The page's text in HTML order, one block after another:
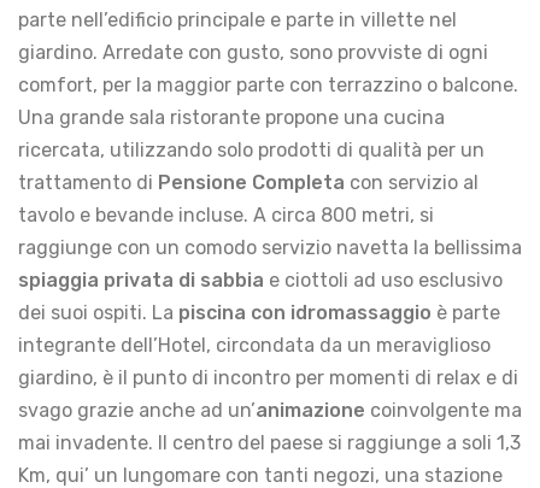
parte nell’edificio principale e parte in villette nel
giardino. Arredate con gusto, sono provviste di ogni
comfort, per la maggior parte con terrazzino o balcone.
Una grande sala ristorante propone una cucina
ricercata, utilizzando solo prodotti di qualità per un
trattamento di Pensione Completa con servizio al
tavolo e bevande incluse. A circa 800 metri, si
raggiunge con un comodo servizio navetta la bellissima
spiaggia privata di sabbia e ciottoli ad uso esclusivo
dei suoi ospiti. La piscina con idromassaggio è parte
integrante dell’Hotel, circondata da un meraviglioso
giardino, è il punto di incontro per momenti di relax e di
svago grazie anche ad un’animazione coinvolgente ma
mai invadente. Il centro del paese si raggiunge a soli 1,3
Km, qui’ un lungomare con tanti negozi, una stazione